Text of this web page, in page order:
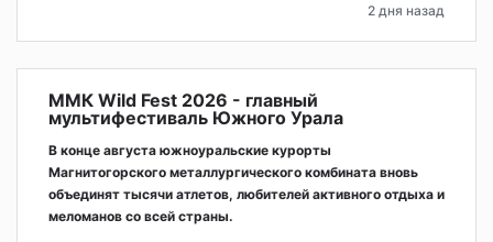
2 дня назад
ММК Wild Fest 2026 - главный
мультифестиваль Южного Урала
В конце августа южноуральские курорты
Магнитогорского металлургического комбината вновь
объединят тысячи атлетов, любителей активного отдыха и
меломанов со всей страны.